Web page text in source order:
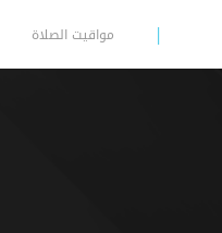
مواقيت الصلاة